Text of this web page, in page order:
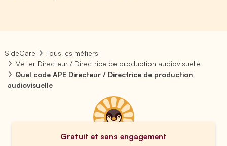
SideCare
Tous les métiers
Métier Directeur / Directrice de production audiovisuelle
Quel code APE Directeur / Directrice de production
audiovisuelle
Gratuit et sans engagement